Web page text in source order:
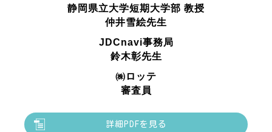
静岡県立大学短期大学部 教授
仲井雪絵先生
JDCnavi事務局
鈴木彰先生
㈱ロッテ
審査員
詳細PDFを見る